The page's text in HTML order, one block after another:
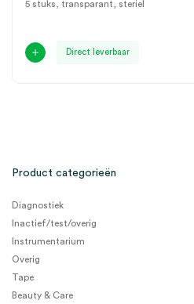
5 stuks, transparant, steriel
Direct leverbaar
Product categorieën
Diagnostiek
Inactief/test/overig
Instrumentarium
Overig
Tape
Beauty & Care